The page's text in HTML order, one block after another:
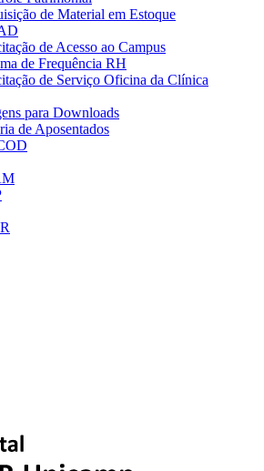
de Material em Estoque
de Acesso ao Campus
de Frequência RH
de Serviço Oficina da Clínica
para Downloads
de Aposentados